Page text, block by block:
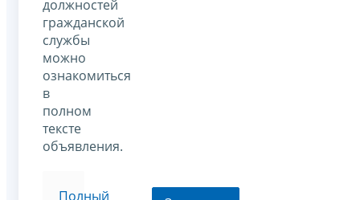
должностей
гражданской
службы
можно
ознакомиться
в
полном
тексте
объявления.
Полный